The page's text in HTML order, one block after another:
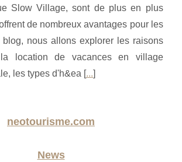
Slow Village, sont de plus en plus
de nombreux avantages pour les
nous allons explorer les raisons
location de vacances en village
les types d'h&ea [...]
neotourisme.com
News